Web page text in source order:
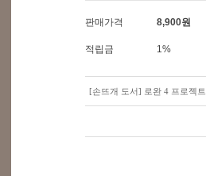
판매가격 8,900원
적립금 1%
[손뜨개 도서] 로완 4 프로젝트